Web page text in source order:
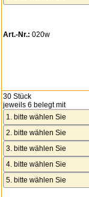
Art.-Nr.: 020w
30 Stück
jeweils 6 belegt mit